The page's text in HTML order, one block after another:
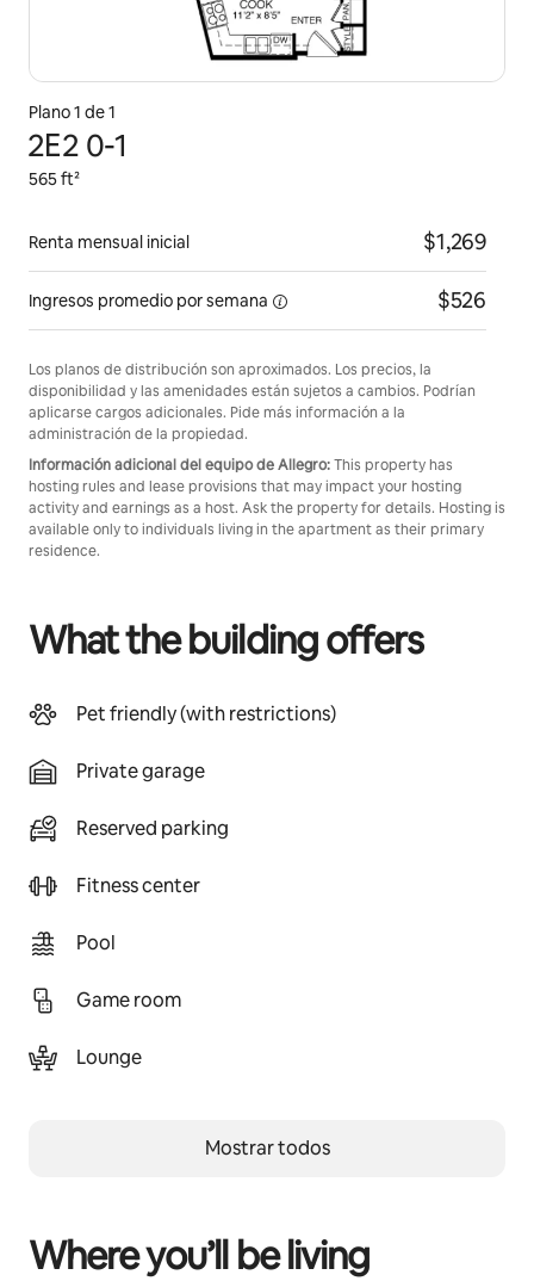
Plano 1 de 1
2E2 0-1
565 ft²
Renta mensual inicial $1,269
Ingresos promedio porsemana $526
Los planos de distribución son aproximados. Los precios, la
disponibilidad y las amenidades están sujetos a cambios. Podrían
aplicarse cargos adicionales. Pide más información a la
administración de la propiedad.
Información adicional del equipo de Allegro:This property has
hosting rules and lease provisions that may impact your hosting
activity and earnings as a host. Ask the property for details. Hosting is
available only to individuals living in the apartment as their primary
residence.
What the building offers
Pet friendly (with restrictions)
Private garage
Reserved parking
Fitness center
Pool
Game room
Lounge
Mostrar todos
Where you’ll be living